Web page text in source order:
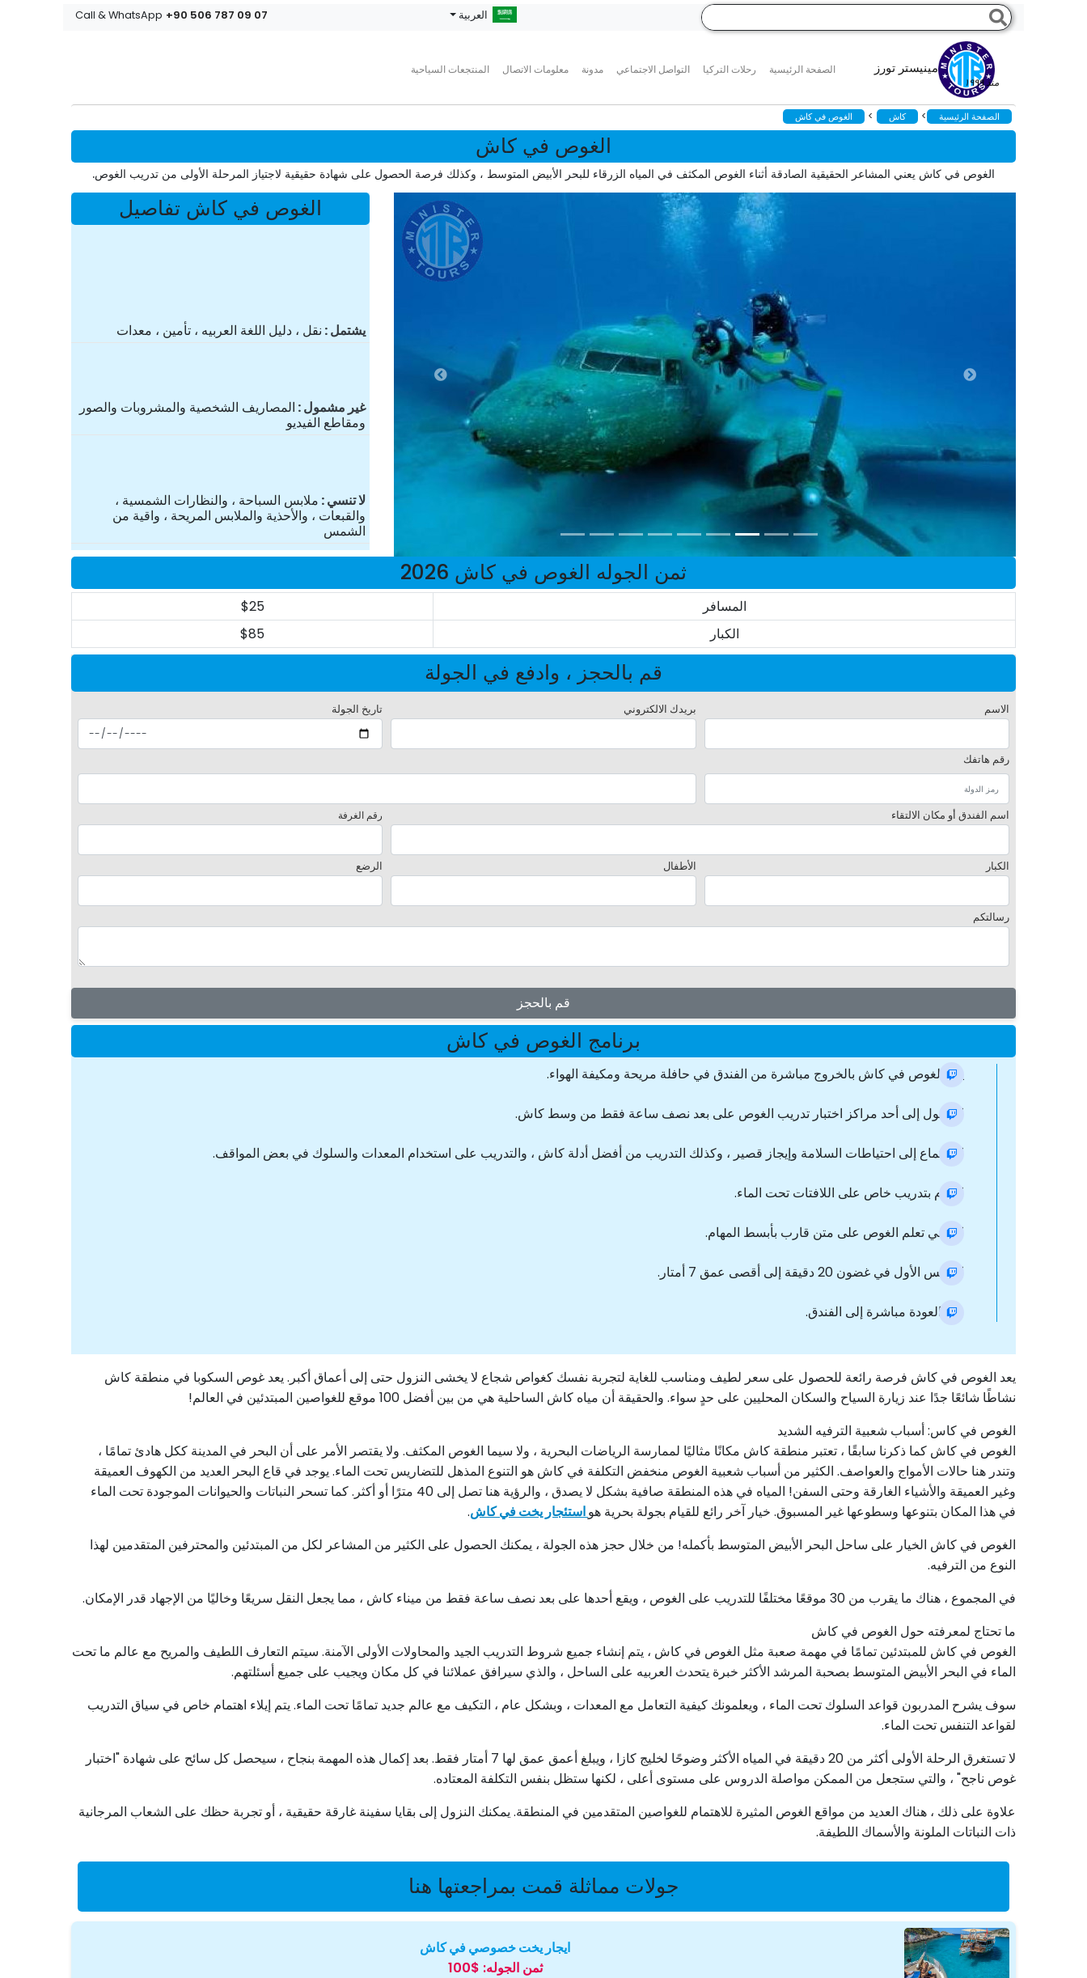
مينيستر تورز
منذ ١٩٩٩
الصفحة الرئيسية رحلات التركيا التواصل الاجتماعي مدونة معلومات الاتصال المنتجعات السياحية
العربية Call & WhatsApp +90 506 787 09 07
الصفحة الرئيسية > كاش > الغوص في كاش
الغوص في كاش
الغوص في كاش يعني المشاعر الحقيقية الصادقة أثناء الغوص المكثف في المياه الزرقاء للبحر الأبيض المتوسط ، وكذلك فرصة الحصول على شهادة حقيقية لاجتياز المرحلة الأولى من تدريب الغوص.
الغوص في كاش تفاصيل
یشتمل نقل ، دليل اللغة العربيه ، تأمين ، معدات
غير مشمول المصاريف الشخصية والمشروبات والصور
ومقاطع الفيديو
لا تنسي ملابس السباحة ، والنظارات الشمسية ،
والقبعات ، والأحذية والملابس المريحة ، واقية من
الشمس
ثمن الجوله الغوص في كاش 2026
المسافر
$25
الكبار
$85
قم بالحجز ، وادفع في الجولة
الاسم بريدك الالكتروني تاريخ الجولة
رقم هاتفك
اسم الفندق أو مكان الالتقاء رقم الغرفة
الكبار الأطفال الرضع
رسالتكم
قم بالحجز
برنامج الغوص في كاش
يبدأ الغوص في كاش بالخروج مباشرة من الفندق في حافلة مريحة ومكيفة الهواء.
الوصول إلى أحد مراكز اختبار تدريب الغوص على بعد نصف ساعة فقط من وسط كاش.
الاستماع إلى احتياطات السلامة وإيجاز قصير ، وكذلك التدريب من أفضل أدلة كاش ، والتدريب على استخدام المعدات والسلوك في بعض المواقف.
القيام بتدريب خاص على اللافتات تحت الماء.
ابدأ في تعلم الغوص على متن قارب بأبسط المهام.
الغطس الأول في غضون 20 دقيقة إلى أقصى عمق 7 أمتار.
نقل العودة مباشرة إلى الفندق.
يعد الغوص في كاش فرصة رائعة للحصول على سعر لطيف ومناسب للغاية لتجربة نفسك كغواص شجاع لا يخشى النزول حتى إلى أعماق أكبر. يعد غوص السكوبا في منطقة كاش
نشاطًا شائعًا جدًا عند زيارة السياح والسكان المحليين على حدٍ سواء. والحقيقة أن مياه كاش الساحلية هي من بين أفضل 100 موقع للغواصين المبتدئين في العالم!
الغوص في كاس: أسباب شعبية الترفيه الشديد
الغوص في كاش كما ذكرنا سابقًا ، تعتبر منطقة كاش مكانًا مثاليًا لممارسة الرياضات البحرية ، ولا سيما الغوص المكثف. ولا يقتصر الأمر على أن البحر في المدينة ككل هادئ تمامًا ،
وتندر هنا حالات الأمواج والعواصف. الكثير من أسباب شعبية الغوص منخفض التكلفة في كاش هو التنوع المذهل للتضاريس تحت الماء. يوجد في قاع البحر العديد من الكهوف العميقة
وغير العميقة والأشياء الغارقة وحتى السفن! المياه في هذه المنطقة صافية بشكل لا يصدق ، والرؤية هنا تصل إلى 40 مترًا أو أكثر. كما تسحر النباتات والحيوانات الموجودة تحت الماء
في هذا المكان بتنوعها وسطوعها غير المسبوق. خيار آخر رائع للقيام بجولة بحرية هواستئجار يخت في كاش.
الغوص في كاش الخيار على ساحل البحر الأبيض المتوسط ​​بأكمله! من خلال حجز هذه الجولة ، يمكنك الحصول على الكثير من المشاعر لكل من المبتدئين والمحترفين المتقدمين لهذا
النوع من الترفيه.
في المجموع ، هناك ما يقرب من 30 موقعًا مختلفًا للتدريب على الغوص ، ويقع أحدها على بعد نصف ساعة فقط من ميناء كاش ، مما يجعل النقل سريعًا وخاليًا من الإجهاد قدر الإمكان.
ما تحتاج لمعرفته حول الغوص في كاش
الغوص في كاش للمبتدئين تمامًا في مهمة صعبة مثل الغوص في كاش ، يتم إنشاء جميع شروط التدريب الجيد والمحاولات الأولى الآمنة. سيتم التعارف اللطيف والمريح مع عالم ما تحت
الماء في البحر الأبيض المتوسط ​​بصحبة المرشد الأكثر خبرة يتحدث العربيه على الساحل ، والذي سيرافق عملائنا في كل مكان ويجيب على جميع أسئلتهم.
سوف يشرح المدربون قواعد السلوك تحت الماء ، ويعلمونك كيفية التعامل مع المعدات ، وبشكل عام ، التكيف مع عالم جديد تمامًا تحت الماء. يتم إيلاء اهتمام خاص في سياق التدريب
لقواعد التنفس تحت الماء.
لا تستغرق الرحلة الأولى أكثر من 20 دقيقة في المياه الأكثر وضوحًا لخليج كازا ، ويبلغ أعمق عمق لها 7 أمتار فقط. بعد إكمال هذه المهمة بنجاح ، سيحصل كل سائح على شهادة "اختبار
غوص ناجح" ، والتي ستجعل من الممكن مواصلة الدروس على مستوى أعلى ، لكنها ستظل بنفس التكلفة المعتاده.
علاوة على ذلك ، هناك العديد من مواقع الغوص المثيرة للاهتمام للغواصين المتقدمين في المنطقة. يمكنك النزول إلى بقايا سفينة غارقة حقيقية ، أو تجربة حظك على الشعاب المرجانية
ذات النباتات الملونة والأسماك اللطيفة.
جولات مماثلة قمت بمراجعتها هنا
ايجار يخت خصوصي في كاش
ثمن الجوله: $100